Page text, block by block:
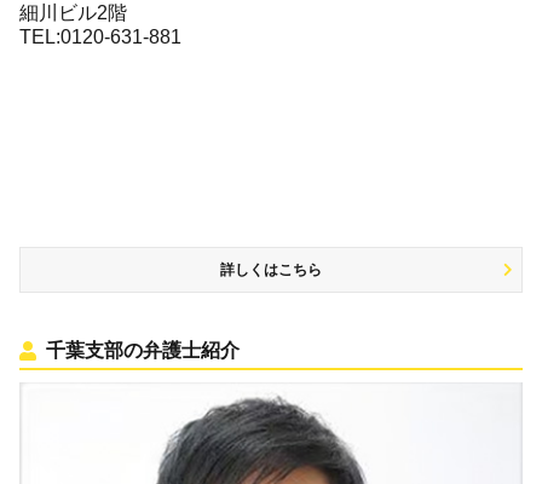
細川ビル2階
TEL:0120-631-881
詳しくはこちら
千葉支部の弁護士紹介